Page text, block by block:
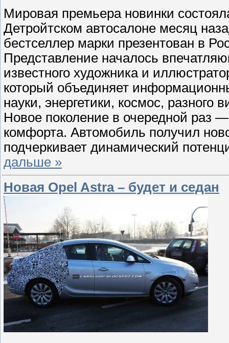
Мировая премьера новинки
Детройтском автосалоне месяц
бестселлер марки презентован в
Представление началось
известного художника и
который объединяет
науки, энергетики, космос, разного
Новое поколение в очередной раз
комфорта. Автомобиль получил
подчеркивает динамический
дальше »
Новая Opel Astra – будет и седан